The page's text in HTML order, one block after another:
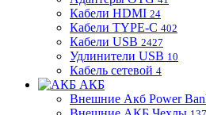
Кабели HDMI 24
Кабели TYPE-C 402
Кабели USB 2427
Удлинители USB 10
Кабель сетевой 4
АКБ
Внешние Акб Power